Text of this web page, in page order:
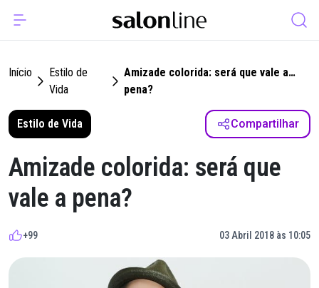
Início
Estilo de
Vida
Amizade colorida: será que vale a
pena?
Estilo de Vida Compartilhar
Amizade colorida: será que
vale a pena?
+99 03 Abril 2018 às 10:05